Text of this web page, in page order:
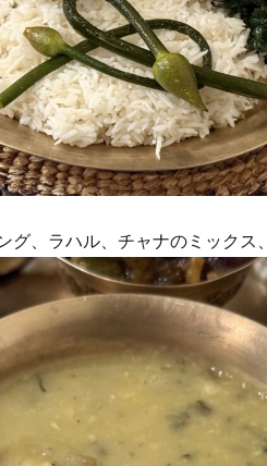
グ、ラハル、チャナのミックス、